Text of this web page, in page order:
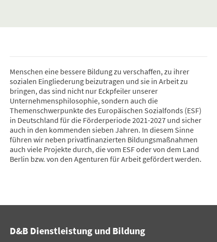
Menschen eine bessere Bildung zu verschaffen, zu ihrer
sozialen Eingliederung beizutragen und sie in Arbeit zu
bringen, das sind nicht nur Eckpfeiler unserer
Unternehmensphilosophie, sondern auch die
Themenschwerpunkte des Europäischen Sozialfonds (ESF)
in Deutschland für die Förderperiode 2021-2027 und sicher
auch in den kommenden sieben Jahren. In diesem Sinne
führen wir neben privatfinanzierten Bildungsmaßnahmen
auch viele Projekte durch, die vom ESF oder von dem Land
Berlin bzw. von den Agenturen für Arbeit gefördert werden.
D&B Dienstleistung und Bildung